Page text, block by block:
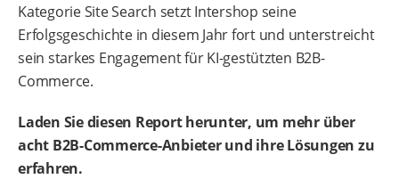
Kategorie Site Search setzt Intershop seine
Erfolgsgeschichte in diesem Jahr fort und unterstreicht
sein starkes Engagement für KI-gestützten B2B-
Commerce.
Laden Sie diesen Report herunter, um mehr über
acht B2B-Commerce-Anbieter und ihre Lösungen zu
erfahren.